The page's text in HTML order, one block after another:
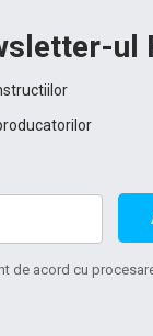
ul
de acord cu